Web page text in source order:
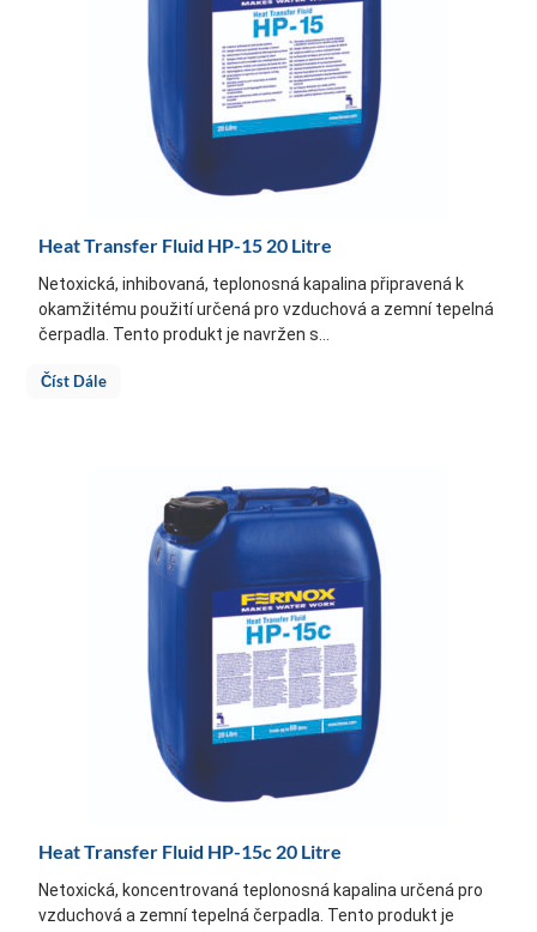
Heat Transfer Fluid HP-15 20 Litre
Netoxická, inhibovaná, teplonosná kapalina připravená k
okamžitému použití určená pro vzduchová a zemní tepelná
čerpadla. Tento produkt je navržen s...
Číst Dále
Heat Transfer Fluid HP-15c 20 Litre
Netoxická, koncentrovaná teplonosná kapalina určená pro
vzduchová a zemní tepelná čerpadla. Tento produkt je